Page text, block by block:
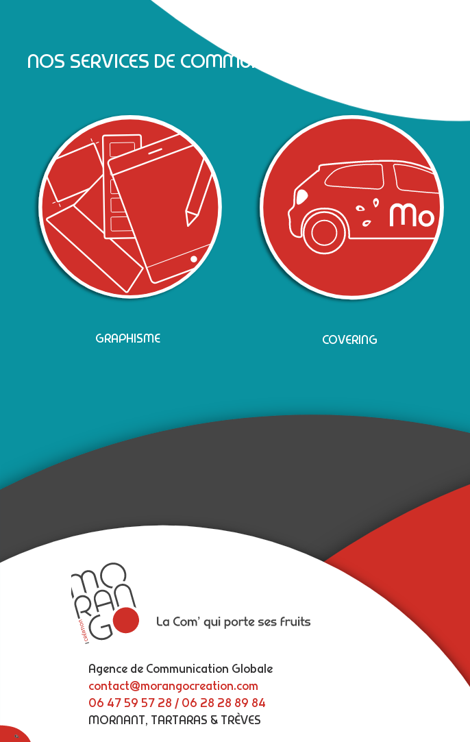
NOS SERVICES DE COMMUNICATION POUR
GRAPHISME COVERING
Agence de Communication Globale
contact@morangocreation.com
06 47 59 57 28 / 06 28 28 89 84
MORNANT, TARTARAS & TRÈVES